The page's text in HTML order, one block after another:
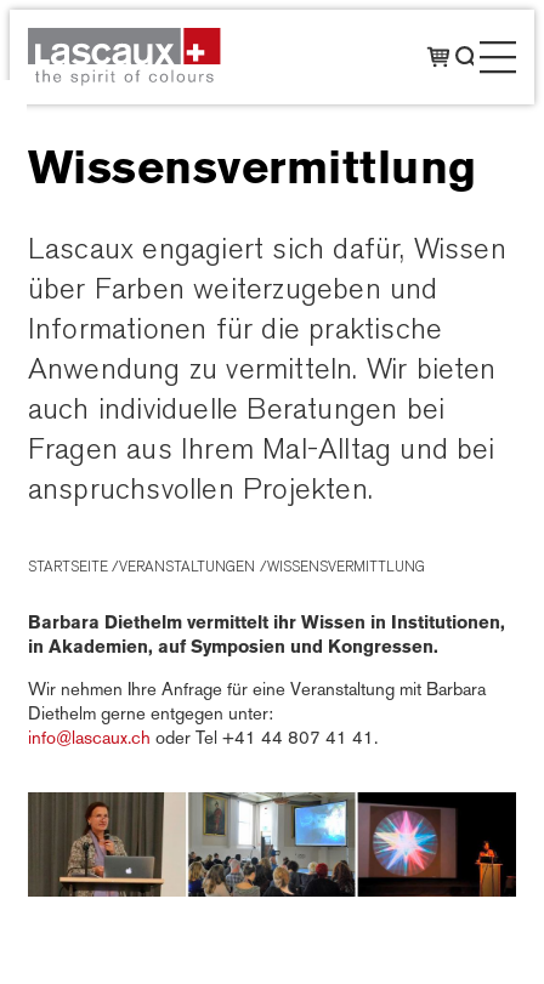
Wissensvermittlung
Lascaux engagiert sich dafür, Wissen
über Farben weiterzugeben und
Informationen für die praktische
Anwendung zu vermitteln. Wir bieten
auch individuelle Beratungen bei
Fragen aus Ihrem Mal-Alltag und bei
anspruchsvollen Projekten.
STARTSEITE VERANSTALTUNGEN WISSENSVERMITTLUNG
Barbara Diethelm vermittelt ihr Wissen in Institutionen,
in Akademien, auf Symposien und Kongressen.
Wir nehmen Ihre Anfrage für eine Veranstaltung mit Barbara
Diethelm gerne entgegen unter:
info@lascaux.ch oder Tel +41 44 807 41 41.